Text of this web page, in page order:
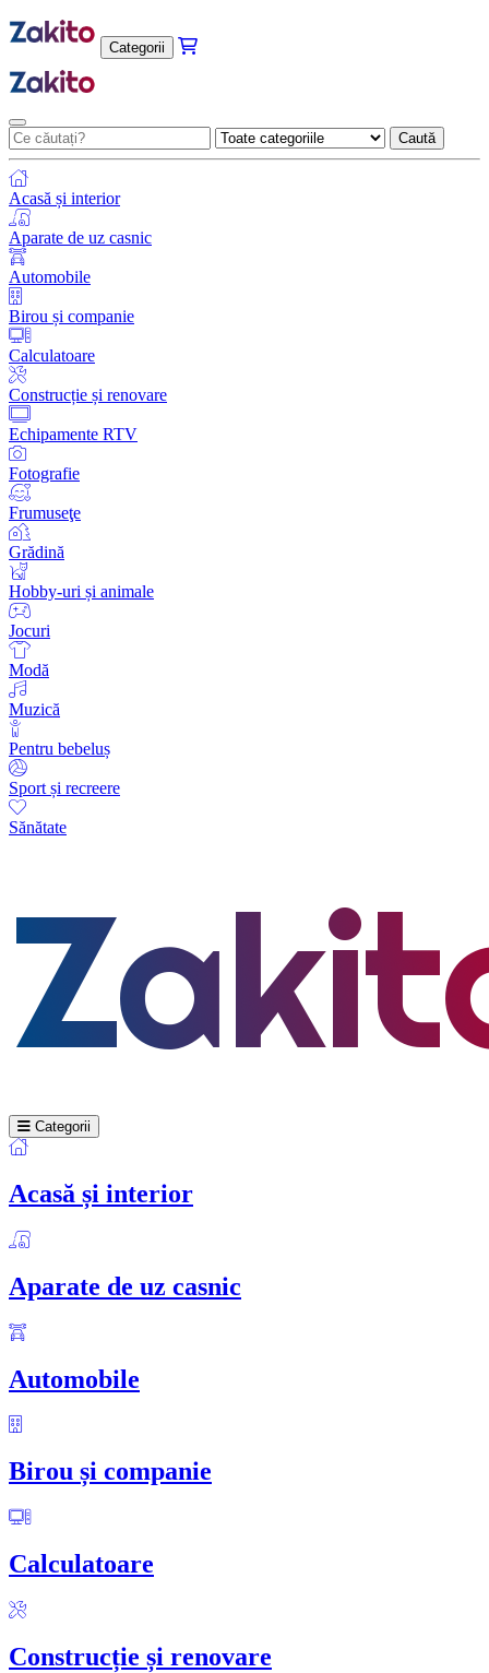
Categorii
Caută
Acasă și interior
Aparate de uz casnic
Automobile
Birou și companie
Calculatoare
Construcție și renovare
Echipamente RTV
Fotografie
Frumuseţe
Grădină
Hobby-uri și animale
Jocuri
Modă
Muzică
Pentru bebeluș
Sport și recreere
Sănătate
Categorii
Acasă și interior
Aparate de uz casnic
Automobile
Birou și companie
Calculatoare
Construcție și renovare